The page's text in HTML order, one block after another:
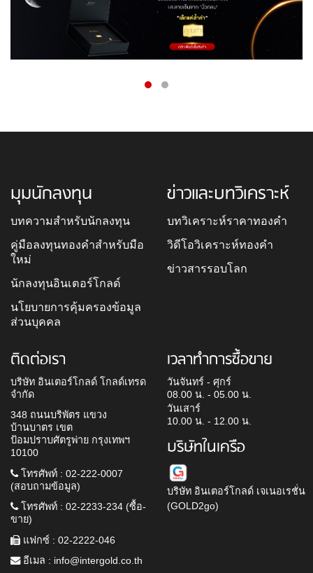
มุมนักลงทุน
บทความสำหรับนักลงทุน
คู่มือลงทุนทองคำสำหรับมือ
ใหม่
นักลงทุนอินเตอร์โกลด์
นโยบายการคุ้มครองข้อมูล
ส่วนบุคคล
ข่าวและบทวิเคราะห์
บทวิเคราะห์ราคาทองคำ
วิดีโอวิเคราะห์ทองคำ
ข่าวสารรอบโลก
ติดต่อเรา
บริษัท อินเตอร์โกลด์ โกลด์เทรด
จำกัด
348 ถนนบริพัตร แขวง
บ้านบาตร เขต
ป้อมปราบศัตรูพ่าย กรุงเทพฯ
10100
โทรศัพท์ : 02-222-0007
(สอบถามข้อมูล)
โทรศัพท์ : 02-2233-234 (ซื้อ-
ขาย)
แฟกซ์ : 02-2222-046
อีเมล : info@intergold.co.th
เวลาทำการซื้อขาย
วันจันทร์ - ศุกร์
08.00 น. - 05.00 น.
วันเสาร์
10.00 น. - 12.00 น.
บริษัทในเครือ
บริษัท อินเตอร์โกลด์ เจเนอเรชั่น
(GOLD2go)